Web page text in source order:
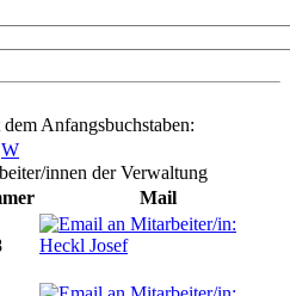
Anfangsbuchstaben:
W
innen der Verwaltung
Mail